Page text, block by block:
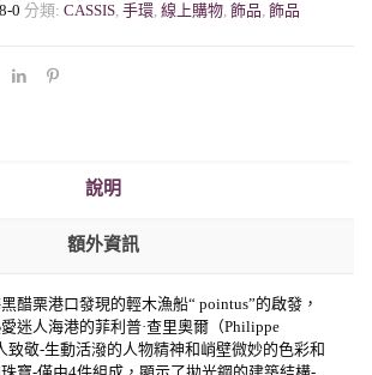
0 分類: CASSIS, 手環, 線上購物, 飾品, 飾品
說明
額外資訊
醋栗港口發現的輕木漁船“ pointus”的啟發，
迷人海港的菲利普·查里奧爾（Philippe
致敬-生動活潑的人物精神和峭壁微妙的色彩和